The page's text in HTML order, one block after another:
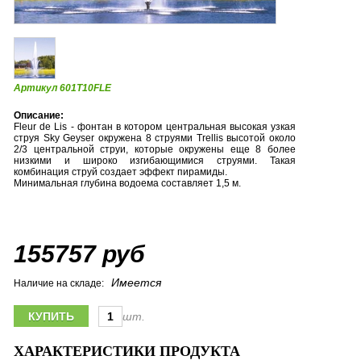
Артикул 601T10FLE
Описание:
Fleur de Lis - фонтан в котором центральная высокая узкая
струя Sky Geyser окружена 8 струями Trellis высотой около
2/3 центральной струи, которые окружены еще 8 более
низкими и широко изгибающимися струями. Такая
комбинация струй создает эффект пирамиды.
Минимальная глубина водоема составляет 1,5 м.
155757 руб
Наличие на складе: Имеется
шт.
ХАРАКТЕРИСТИКИ ПРОДУКТА